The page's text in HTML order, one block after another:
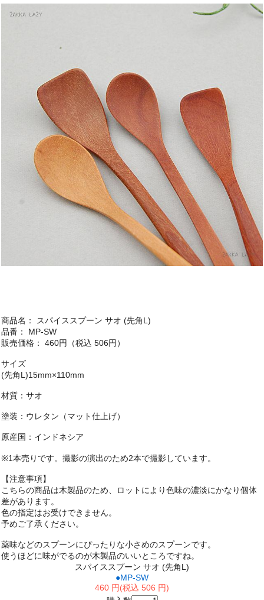
商品名： スパイススプーン サオ (先角L)
品番： MP-SW
販売価格： 460円（税込 506円）
サイズ
(先角L)15mm×110mm
材質：サオ
塗装：ウレタン（マット仕上げ）
原産国：インドネシア
※1本売りです。撮影の演出のため2本で撮影しています。
【注意事項】
こちらの商品は木製品のため、ロットにより色味の濃淡にかなり個体
差があります。
色の指定はお受けできません。
予めご了承ください。
薬味などのスプーンにぴったりな小さめのスプーンです。
使うほどに味がでるのが木製品のいいところですね。
スパイススプーン サオ (先角L)
●MP-SW
460 円(税込 506 円)